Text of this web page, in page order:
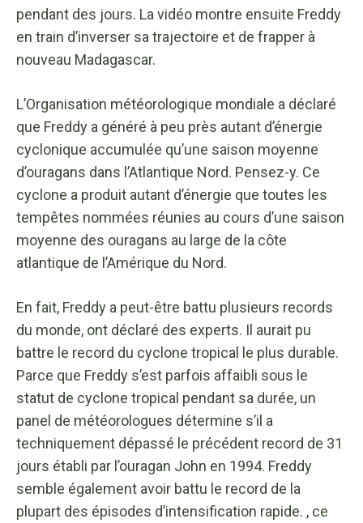
pendant des jours. La vidéo montre ensuite Freddy
en train d’inverser sa trajectoire et de frapper à
nouveau Madagascar.
L’Organisation météorologique mondiale a déclaré
que Freddy a généré à peu près autant d’énergie
cyclonique accumulée qu’une saison moyenne
d’ouragans dans l’Atlantique Nord. Pensez-y. Ce
cyclone a produit autant d’énergie que toutes les
tempêtes nommées réunies au cours d’une saison
moyenne des ouragans au large de la côte
atlantique de l’Amérique du Nord.
En fait, Freddy a peut-être battu plusieurs records
du monde, ont déclaré des experts. Il aurait pu
battre le record du cyclone tropical le plus durable.
Parce que Freddy s’est parfois affaibli sous le
statut de cyclone tropical pendant sa durée, un
panel de météorologues détermine s’il a
techniquement dépassé le précédent record de 31
jours établi par l’ouragan John en 1994. Freddy
semble également avoir battu le record de la
plupart des épisodes d’intensification rapide. , ce